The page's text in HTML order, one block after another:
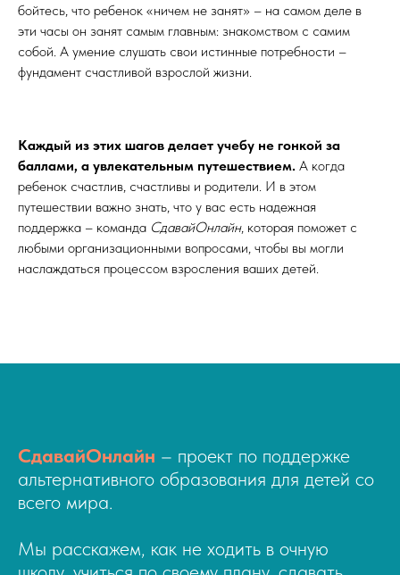
бойтесь, что ребенок «ничем не занят» – на самом деле в
эти часы он занят самым главным: знакомством с самим
собой. А умение слушать свои истинные потребности –
фундамент счастливой взрослой жизни.
Каждый из этих шагов делает учебу не гонкой за
баллами, а увлекательным путешествием. А когда
ребенок счастлив, счастливы и родители. И в этом
путешествии важно знать, что у вас есть надежная
поддержка – команда СдавайОнлайн, которая поможет с
любыми организационными вопросами, чтобы вы могли
наслаждаться процессом взросления ваших детей.
СдавайОнлайн – проект по поддержке
альтернативного образования для детей со
всего мира.
Мы расскажем, как не ходить в очную